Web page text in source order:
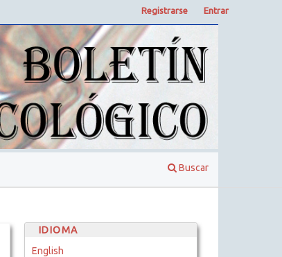
Buscar
Registrarse Entrar
IDIOMA
English